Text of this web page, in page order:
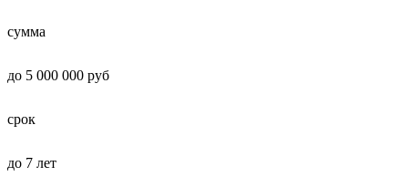
сумма
до 5 000 000 руб
срок
до 7 лет